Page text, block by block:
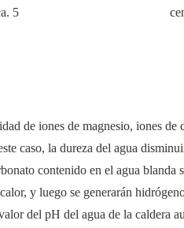
de iones de magnesio, iones
caso, la dureza del agua
contenido en el agua
y luego se generarán
del pH del agua de la caldera